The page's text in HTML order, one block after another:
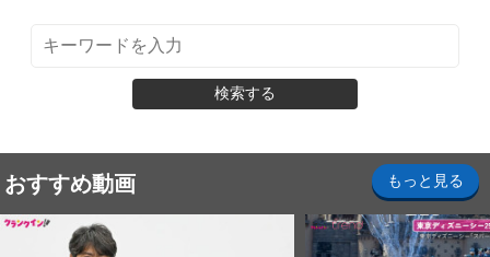
検索する
おすすめ動画 もっと見る